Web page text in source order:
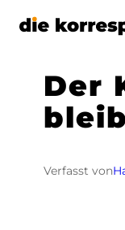
Zum
Der
Verfasst von